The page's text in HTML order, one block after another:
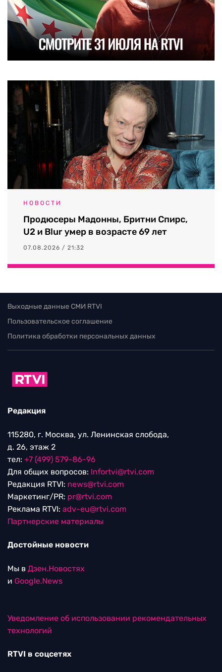
НОВОСТИ
Продюсеры Мадонны, Бритни Спирс,
U2 и Blur умер в возрасте 69 лет
07.08.2026 / 21:32
Выходные данные СМИ RTVI
Пользовательское соглашение
Политика обработки персональных данных
Редакция
115280, г. Москва, ул. Ленинская слобода,
д. 26, этаж 2
тел: +7 (499) 579-86-96
Для общих вопросов: Infortvi@rtvi.com
Редакция RTVI: news@rtvi.com
Маркетинг/PR: pr@rtvi.com
Реклама RTVI: adv-eu@rtvi.com
Партнерские материалы
Достойные новости
Мы в Дзен.Новостях
и Google.News
Уведомление об использовании рекомендательных
технологий
RTVI в соцсетях